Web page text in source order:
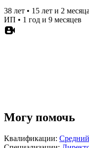
38 лет • 15 лет и 2 месяца
ИП • 1 год и 9 месяцев
Могу помочь
Квалификации: Средний